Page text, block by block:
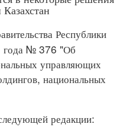
Республики
года № 376 "Об
управляющих
национальных
редакции: